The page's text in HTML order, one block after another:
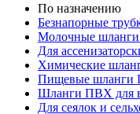
По назначению
Безнапорные
Молочные
Для
Химические
Пищевые
Шланги ПВХ для
Для сеялок и